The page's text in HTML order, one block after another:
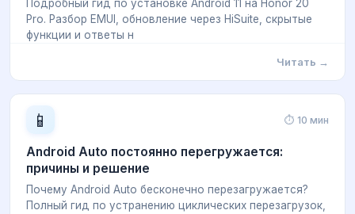
Подробный гид по установке Android 11 на Honor 20
Pro. Разбор EMUI, обновление через HiSuite, скрытые
функции и ответы н
Читать →
📱 ⏱ 10 мин
Android Auto постоянно перегружается:
причины и решение
Почему Android Auto бесконечно перезагружается?
Полный гид по устранению циклических перезагрузок,